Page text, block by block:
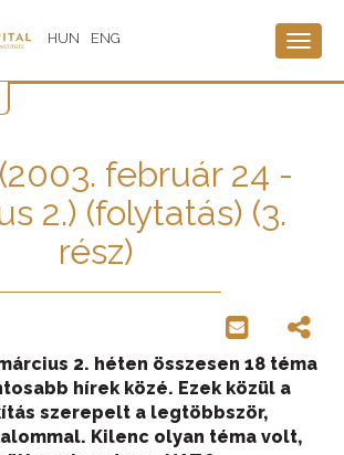
HUN ENG
február 24 -
2.) (folytatás) (3.
rész)
2. héten összesen 18 téma
hírek közé. Ezek közül a
szerepelt a legtöbbször,
Kilenc olyan téma volt,